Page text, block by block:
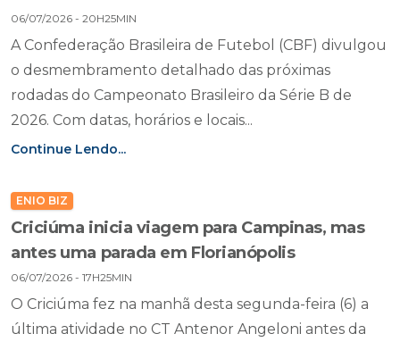
06/07/2026 - 20H25MIN
A Confederação Brasileira de Futebol (CBF) divulgou
o desmembramento detalhado das próximas
rodadas do Campeonato Brasileiro da Série B de
2026. Com datas, horários e locais...
Continue Lendo...
ENIO BIZ
Criciúma inicia viagem para Campinas, mas
antes uma parada em Florianópolis
06/07/2026 - 17H25MIN
O Criciúma fez na manhã desta segunda-feira (6) a
última atividade no CT Antenor Angeloni antes da